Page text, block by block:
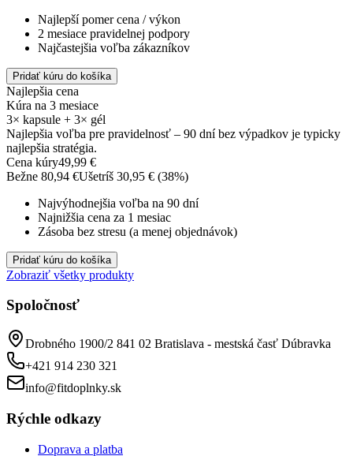
Najlepší pomer cena / výkon
2 mesiace pravidelnej podpory
Najčastejšia voľba zákazníkov
Pridať kúru do košíka
Najlepšia cena
Kúra na 3 mesiace
3× kapsule + 3× gél
Najlepšia voľba pre pravidelnosť – 90 dní bez výpadkov je typicky
najlepšia stratégia.
Cena kúry49,99 €
Bežne 80,94 €Ušetríš 30,95 € (38%)
Najvýhodnejšia voľba na 90 dní
Najnižšia cena za 1 mesiac
Zásoba bez stresu (a menej objednávok)
Pridať kúru do košíka
Zobraziť všetky produkty
Spoločnosť
Drobného 1900/2 841 02 Bratislava - mestská časť Dúbravka
+421 914 230 321
info@fitdoplnky.sk
Rýchle odkazy
Doprava a platba